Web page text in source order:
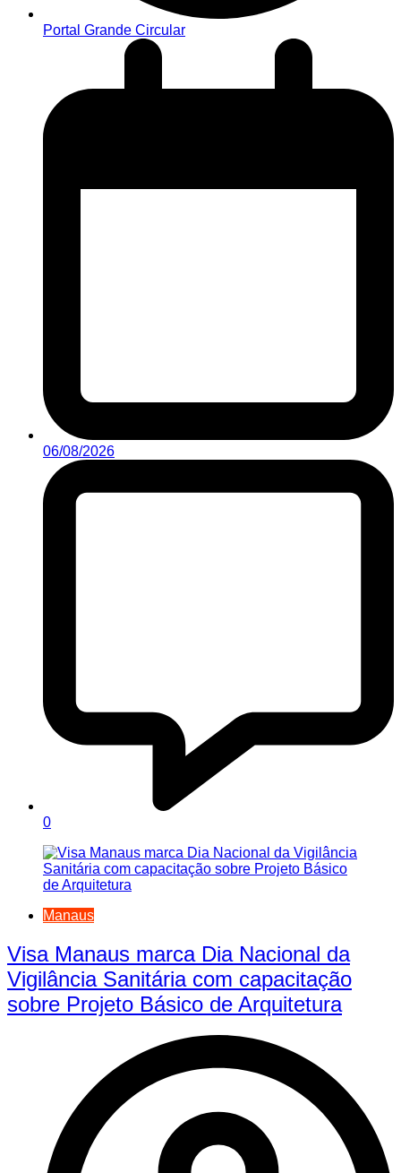
Portal Grande Circular
06/08/2026
0
Manaus
Visa Manaus marca Dia Nacional da
Vigilância Sanitária com capacitação
sobre Projeto Básico de Arquitetura